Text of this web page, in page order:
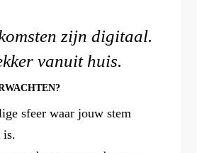
zijn digitaal.
vanuit huis.
sfeer waar jouw stem
is.